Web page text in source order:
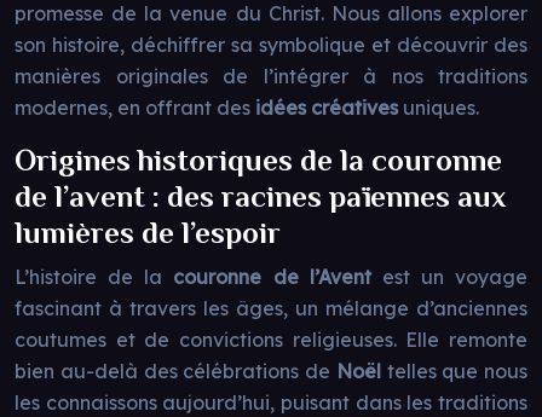
promesse de la venue du Christ. Nous allons explorer
son histoire, déchiffrer sa symbolique et découvrir des
manières originales de l’intégrer à nos traditions
modernes, en offrant des idées créatives uniques.
Origines historiques de la couronne
de l’avent : des racines païennes aux
lumières de l’espoir
L’histoire de la couronne de l’Avent est un voyage
fascinant à travers les âges, un mélange d’anciennes
coutumes et de convictions religieuses. Elle remonte
bien au-delà des célébrations de Noël telles que nous
les connaissons aujourd’hui, puisant dans les traditions